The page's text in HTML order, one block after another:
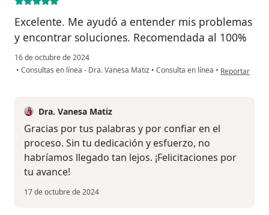
Excelente. Me ayudó a entender mis problemas
y encontrar soluciones. Recomendada al 100%
16 de octubre de 2024
• Consultas en línea - Dra. Vanesa Matiz • Consulta en línea • en opinión
Reportar
Dra. Vanesa Matiz
Gracias por tus palabras y por confiar en el
proceso. Sin tu dedicación y esfuerzo, no
habríamos llegado tan lejos. ¡Felicitaciones por
tu avance!
17 de octubre de 2024